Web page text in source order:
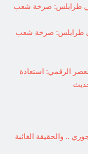
في طرابلس: صرخة شعب
طرابلس: صرخة شعب
الرقمي: استعادة
.. والحقيقة الغائبة